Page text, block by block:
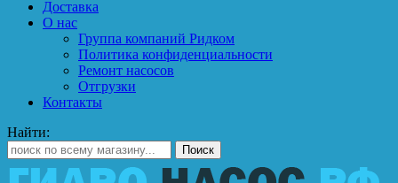
Доставка
О нас
Группа компаний Ридком
Политика конфиденциальности
Ремонт насосов
Отгрузки
Контакты
Найти: